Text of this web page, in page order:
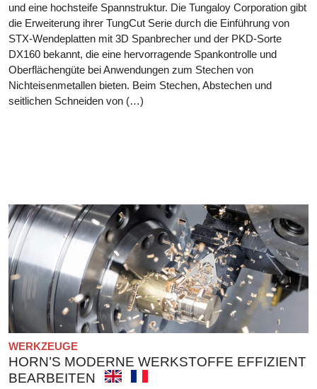
und eine hochsteife Spannstruktur. Die Tungaloy Corporation gibt
die Erweiterung ihrer TungCut Serie durch die Einführung von
STX-Wendeplatten mit 3D Spanbrecher und der PKD-Sorte
DX160 bekannt, die eine hervorragende Spankontrolle und
Oberflächengüte bei Anwendungen zum Stechen von
Nichteisenmetallen bieten. Beim Stechen, Abstechen und
seitlichen Schneiden von (…)
WERKZEUGE
HORN’S MODERNE WERKSTOFFE EFFIZIENT
BEARBEITEN